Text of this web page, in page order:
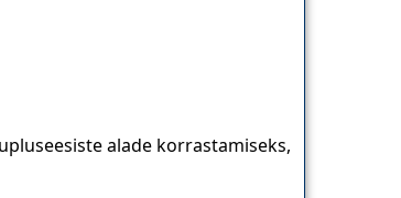
alade korrastamiseks,